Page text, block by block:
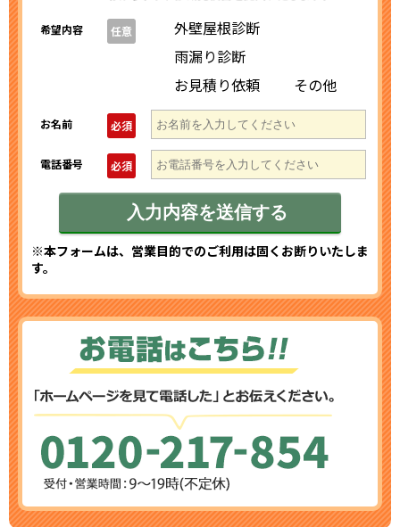
希望内容 任意
外壁屋根診断
雨漏り診断
お見積り依頼
その他
お名前 必須
電話番号 必須
※本フォームは、営業目的でのご利用は固くお断りいたしま
す。